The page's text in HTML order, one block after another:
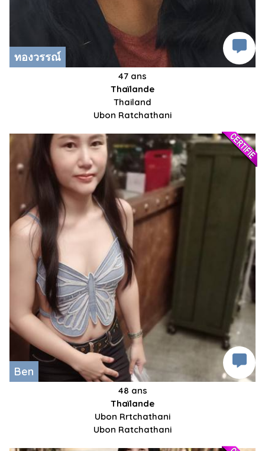
ทองวรรณ์
47 ans
Thaïlande
Thailand
Ubon Ratchathani
Ben
48 ans
Thaïlande
Ubon Rrtchathani
Ubon Ratchathani